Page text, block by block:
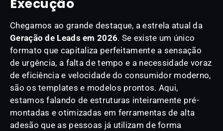
Execução
Chegamos ao grande destaque, a estrela atual da
Geração de Leads em 2026. Se existe um único
formato que capitaliza perfeitamente a sensação
de urgência, a falta de tempo e a necessidade voraz
de eficiência e velocidade do consumidor moderno,
são os templates e modelos prontos. Aqui,
estamos falando de estruturas inteiramente pré-
montadas e otimizadas em ferramentas de alta
adesão que as pessoas já utilizam de forma